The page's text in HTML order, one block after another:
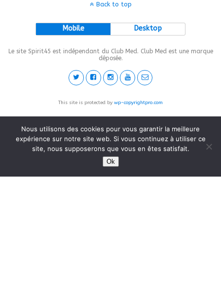
Back to top
Mobile Desktop
Le site Spirit45 est indépendant du Club Med. Club Med est une marque
déposée.
This site is protected by wp-copyrightpro.com
Nous utilisons des cookies pour vous garantir la meilleure
expérience sur notre site web. Si vous continuez à utiliser ce
site, nous supposerons que vous en êtes satisfait.
Ok